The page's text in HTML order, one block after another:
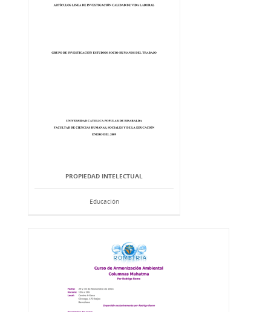
PROPIEDAD INTELECTUAL
Educación